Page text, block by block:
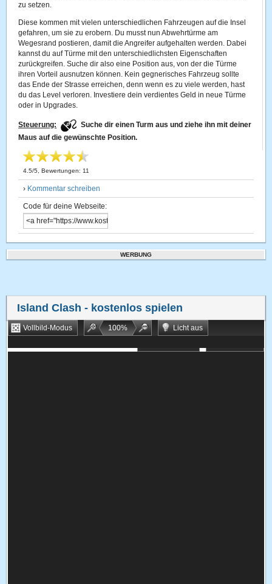
zu setzen.
Diese kommen mit vielen unterschiedlichen Fahrzeugen auf die Insel
gefahren, um sie zu erobern. Du musst nun Abwehrtürme am
Wegesrand postieren, damit die Angreifer aufgehalten werden. Dabei
kannst du auf Türme mit den unterschiedlichsten Eigenschaften
zurückgreifen. Suche dir also eine Position aus, von der die Türme
ihren Vorteil ausnutzen können. Kein gegnerisches Fahrzeug sollte
das Ende der Strasse erreichen, denn wenn es zu viele werden, hast
du das Level verloren. Investiere dein verdientes Geld in neue Türme
oder in Upgrades.
Steuerung:
Suche dir einen Turm aus und ziehe ihn mit deiner
Maus auf die gewünschte Position.
4.5/5 , Bewertungen: 11
› Kommentar schreiben
Code für deine Webseite:
WERBUNG
Island Clash - kostenlos spielen
Vollbild-Modus 100%
Licht aus